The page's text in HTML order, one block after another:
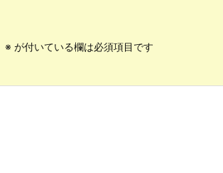
※ が付いている欄は必須項目です